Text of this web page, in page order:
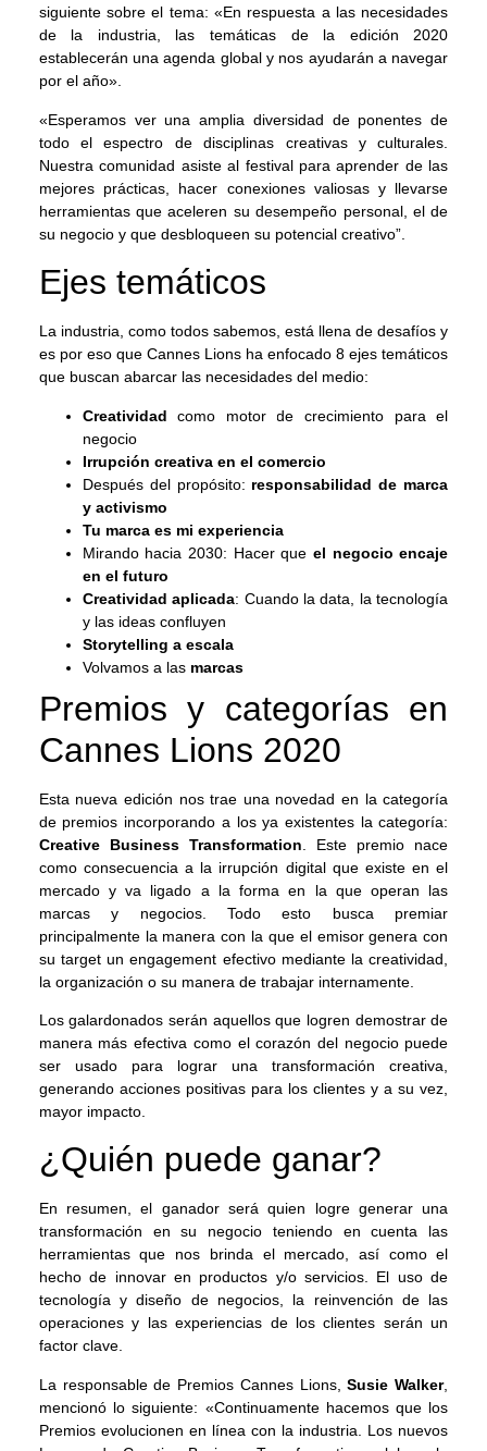
siguiente sobre el tema: «En respuesta a las necesidades
de la industria, las temáticas de la edición 2020
establecerán una agenda global y nos ayudarán a navegar
por el año».
«Esperamos ver una amplia diversidad de ponentes de
todo el espectro de disciplinas creativas y culturales.
Nuestra comunidad asiste al festival para aprender de las
mejores prácticas, hacer conexiones valiosas y llevarse
herramientas que aceleren su desempeño personal, el de
su negocio y que desbloqueen su potencial creativo”.
Ejes temáticos
La industria, como todos sabemos, está llena de desafíos y
es por eso que Cannes Lions ha enfocado 8 ejes temáticos
que buscan abarcar las necesidades del medio:
Creatividad como motor de crecimiento para el
negocio
Irrupción creativa en el comercio
Después del propósito: responsabilidad de marca
y activismo
Tu marca es mi experiencia
Mirando hacia 2030: Hacer que el negocio encaje
en el futuro
Creatividad aplicada: Cuando la data, la tecnología
y las ideas confluyen
Storytelling a escala
Volvamos a las marcas
Premios y categorías en
Cannes Lions 2020
Esta nueva edición nos trae una novedad en la categoría
de premios incorporando a los ya existentes la categoría:
Creative Business Transformation . Este premio nace
como consecuencia a la irrupción digital que existe en el
mercado y va ligado a la forma en la que operan las
marcas y negocios. Todo esto busca premiar
principalmente la manera con la que el emisor genera con
su target un engagement efectivo mediante la creatividad,
la organización o su manera de trabajar internamente.
Los galardonados serán aquellos que logren demostrar de
manera más efectiva como el corazón del negocio puede
ser usado para lograr una transformación creativa,
generando acciones positivas para los clientes y a su vez,
mayor impacto.
¿Quién puede ganar?
En resumen, el ganador será quien logre generar una
transformación en su negocio teniendo en cuenta las
herramientas que nos brinda el mercado, así como el
hecho de innovar en productos y/o servicios. El uso de
tecnología y diseño de negocios, la reinvención de las
operaciones y las experiencias de los clientes serán un
factor clave.
La responsable de Premios Cannes Lions,Susie Walker,
mencionó lo siguiente: «Continuamente hacemos que los
Premios evolucionen en línea con la industria. Los nuevos